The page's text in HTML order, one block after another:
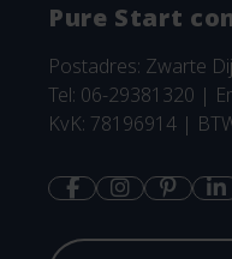
Pure Start
Postadres: Zwarte
Tel: 06-29381320 |
KvK: 78196914 |